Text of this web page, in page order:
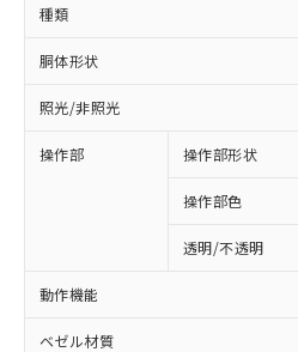
種類
胴体形状
照光/非照光
操作部 操作部形状
操作部色
透明/不透明
動作機能
ベゼル材質